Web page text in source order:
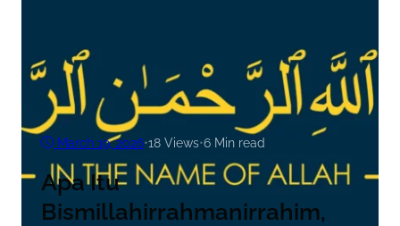
March 19, 2026•18Views•6 Min read
Apa Itu
Bismillahirrahmanirrahim,